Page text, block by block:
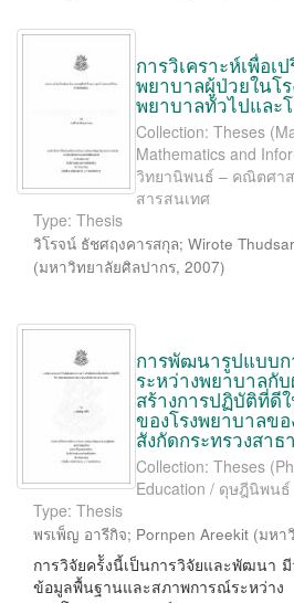
การวิเคราะห์เพื่อเ
พยาบาลผู้ป่วยในโ
พยาบาลทั่วไปและ
Collection: Theses
Mathematics and
วิทยานิพนธ์ – คณิตศา
สารสนเทศ
Type: Thesis
วิโรจน์ ธัชศฤงคารสกุล; Wirote
(มหาวิทยาลัยศิลปากร, 2007)
การพัฒนารูปแบบ
ระหว่างพยาบาลกั
สร้างการปฏิบัติที่ดี
ของโรงพยาบาลข
สังกัดกระทรวงสา
Collection: Theses
Education / ดุษฎีนิพน
Type: Thesis
พรเพ็ญ อารีกิจ; Pornpen Areekit (มหา
การวิจัยคร้ังนี้เป็นการวิจัยและพัฒนา
ข้อมูลพื้นฐานและสภาพการณ์ระหว่า